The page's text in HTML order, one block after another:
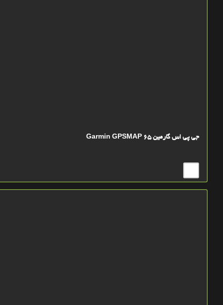
جی پی اس گارمین Garmin GPSMAP 65